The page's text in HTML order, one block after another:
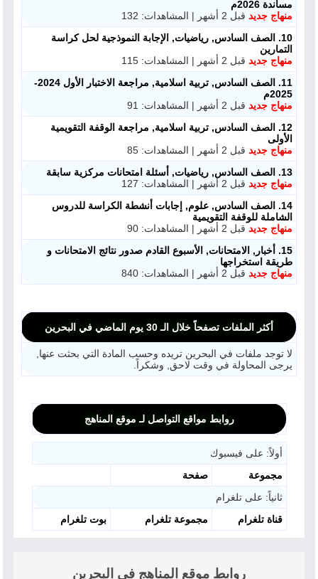
مساندة 2026م
منهاج جديد قبل 2 أشهر | المشاهدات: 132
10. الصف السادس, رياضيات, الإجابة النموذجية لحل كراسة
التمارين
منهاج جديد قبل 2 أشهر | المشاهدات: 115
11. الصف السادس, تربية اسلامية, مراجعة الاختبار الأول 2024-
2025م
منهاج جديد قبل 2 أشهر | المشاهدات: 91
12. الصف السادس, تربية اسلامية, مراجعة الوقفة التقويمية
الأولى
منهاج جديد قبل 2 أشهر | المشاهدات: 85
13. الصف السادس, رياضيات, أسئلة امتحانات مركزية سابقة
منهاج جديد قبل 2 أشهر | المشاهدات: 127
14. الصف السادس, علوم, إجابات أنشطة الكراسة للدروس
الشاملة للوقفة التقويمية
منهاج جديد قبل 2 أشهر | المشاهدات: 90
15. أخبار, الامتحانات, الأسبوع القادم صدور نتائج الامتحانات و
طريقة استخراجها
منهاج جديد قبل 2 أشهر | المشاهدات: 840
أكثر الملفات تصفحاً خلال الـ 30 يوم الماضي في البحرين
لا توجد ملفات في البحرين تريده وحسب المادة التي بحثت عنها,
يرجى المحاولة في وقت لاحق, وشكراً.
روابط مواقع التواصل لـ موقع المناهج
أولاً: على فيسبوك
مجموعة
صفحة
ثانياً: على تلغرام
قناة تلغرام
مجموعة تلغرام بوت تلغرام
روابط موقع المناهج في البحرين